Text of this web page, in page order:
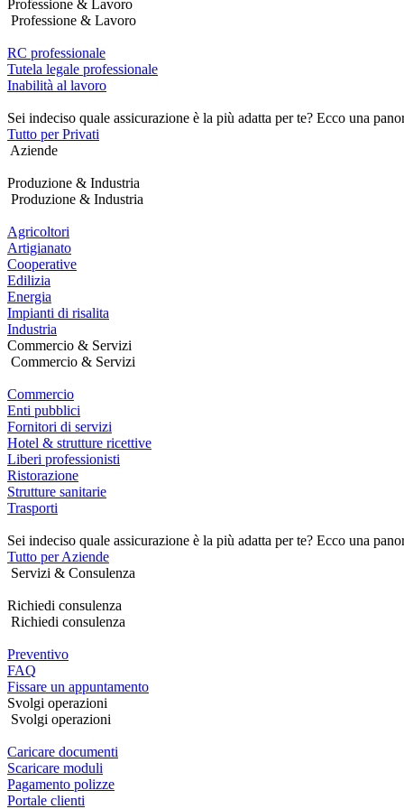
Professione & Lavoro
Professione & Lavoro
RC professionale
Tutela legale professionale
Inabilità al lavoro
Sei indeciso quale assicurazione è la più adatta per te? Ecco una
Tutto per Privati
Aziende
Produzione & Industria
Produzione & Industria
Agricoltori
Artigianato
Cooperative
Edilizia
Energia
Impianti di risalita
Industria
Commercio & Servizi
Commercio & Servizi
Commercio
Enti pubblici
Fornitori di servizi
Hotel & strutture ricettive
Liberi professionisti
Ristorazione
Strutture sanitarie
Trasporti
Sei indeciso quale assicurazione è la più adatta per te? Ecco una
Tutto per Aziende
Servizi & Consulenza
Richiedi consulenza
Richiedi consulenza
Preventivo
FAQ
Fissare un appuntamento
Svolgi operazioni
Svolgi operazioni
Caricare documenti
Scaricare moduli
Pagamento polizze
Portale clienti